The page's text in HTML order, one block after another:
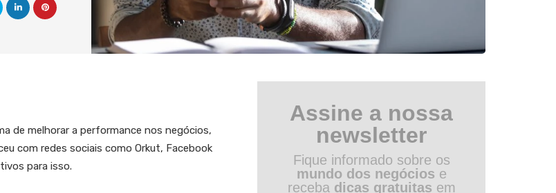
de melhorar a performance nos negócios,
com redes sociais como Orkut, Facebook
para isso.
Assine a nossa
newsletter
Fique informado sobre os
mundo dos negócios e
receba dicas gratuitas em